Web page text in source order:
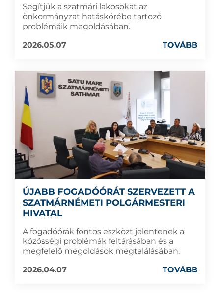
Segítjük a szatmári lakosokat az
önkormányzat hatáskörébe tartozó
problémáik megoldásában.
2026.05.07
TOVÁBB
ÚJABB FOGADÓÓRÁT SZERVEZETT A
SZATMÁRNÉMETI POLGÁRMESTERI
HIVATAL
A fogadóórák fontos eszközt jelentenek a
közösségi problémák feltárásában és a
megfelelő megoldások megtalálásában.
2026.04.07
TOVÁBB